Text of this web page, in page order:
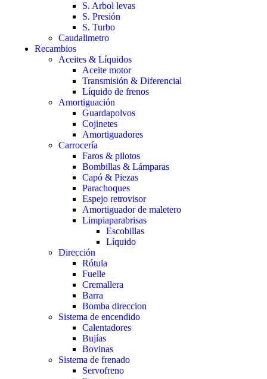
S. Arbol levas
S. Presión
S. Turbo
Caudalimetro
Recambios
Aceites & Líquidos
Aceite motor
Transmisión & Diferencial
Líquido de frenos
Amortiguación
Guardapolvos
Cojinetes
Amortiguadores
Carrocería
Faros & pilotos
Bombillas & Lámparas
Capó & Piezas
Parachoques
Espejo retrovisor
Amortiguador de maletero
Limpiaparabrisas
Escobillas
Líquido
Dirección
Rótula
Fuelle
Cremallera
Barra
Bomba direccion
Sistema de encendido
Calentadores
Bujías
Bovinas
Sistema de frenado
Servofreno